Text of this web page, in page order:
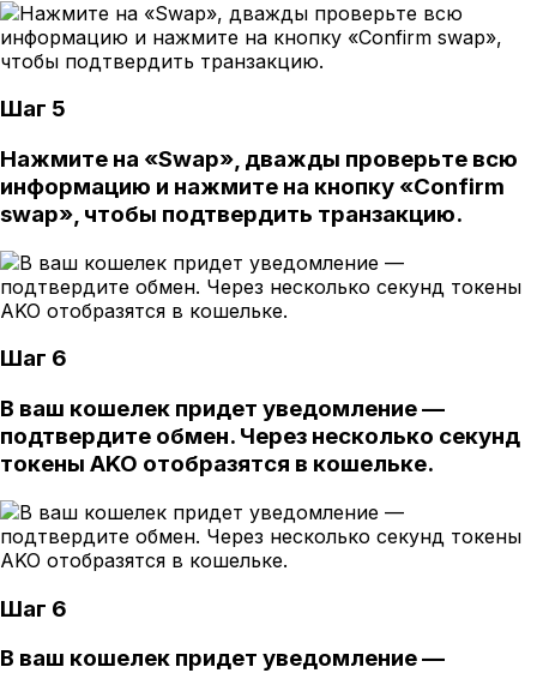
Шаг 5
Нажмите на «Swap», дважды проверьте всю
информацию и нажмите на кнопку «Confirm
swap», чтобы подтвердить транзакцию.
Шаг 6
В ваш кошелек придет уведомление —
подтвердите обмен. Через несколько секунд
токены AKO отобразятся в кошельке.
Шаг 6
В ваш кошелек придет уведомление —